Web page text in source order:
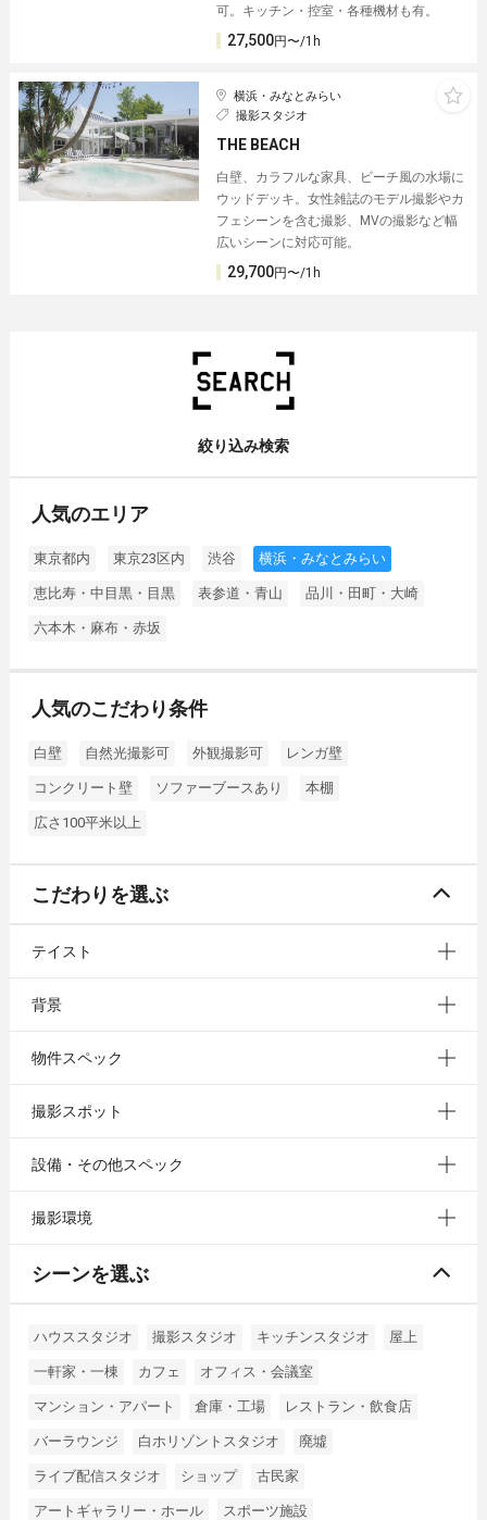
可。キッチン・控室・各種機材も有。
27,500円〜/1h
横浜・みなとみらい
撮影スタジオ
THE BEACH
白壁、カラフルな家具、ビーチ風の水場に
ウッドデッキ。女性雑誌のモデル撮影やカ
フェシーンを含む撮影、MVの撮影など幅
広いシーンに対応可能。
29,700円〜/1h
絞り込み検索
人気のエリア
東京都内 東京23区内 渋谷 横浜・みなとみらい
恵比寿・中目黒・目黒 表参道・青山 品川・田町・大崎
六本木・麻布・赤坂
人気のこだわり条件
白壁 自然光撮影可 外観撮影可 レンガ壁
コンクリート壁 ソファーブースあり 本棚
広さ100平米以上
こだわりを選ぶ
テイスト
背景
物件スペック
撮影スポット
設備・その他スペック
撮影環境
シーンを選ぶ
ハウススタジオ 撮影スタジオ キッチンスタジオ 屋上
一軒家・一棟 カフェ オフィス・会議室
マンション・アパート 倉庫・工場 レストラン・飲食店
バーラウンジ 白ホリゾントスタジオ 廃墟
ライブ配信スタジオ ショップ 古民家
アートギャラリー・ホール スポーツ施設